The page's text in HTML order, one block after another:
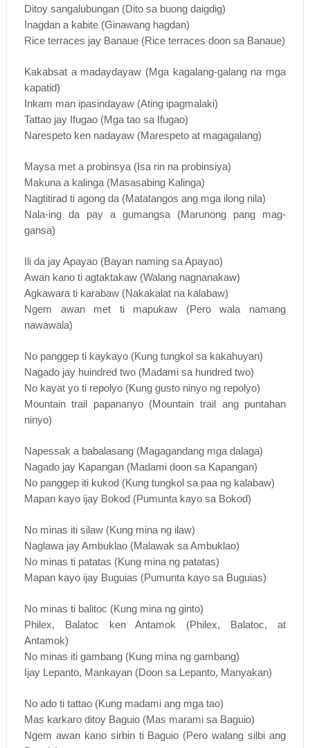
Ditoy sangalubungan (Dito sa buong daigdig)
Inagdan a kabite (Ginawang hagdan)
Rice terraces jay Banaue (Rice terraces doon sa Banaue)
Kakabsat a madaydayaw (Mga kagalang-galang na mga
kapatid)
Inkam man ipasindayaw (Ating ipagmalaki)
Tattao jay Ifugao (Mga tao sa Ifugao)
Narespeto ken nadayaw (Marespeto at magagalang)
Maysa met a probinsya (Isa rin na probinsiya)
Makuna a kalinga (Masasabing Kalinga)
Nagtitirad ti agong da (Matatangos ang mga ilong nila)
Nala-ing da pay a gumangsa (Marunong pang mag-
gansa)
Ili da jay Apayao (Bayan naming sa Apayao)
Awan kano ti agtaktakaw (Walang nagnanakaw)
Agkawara ti karabaw (Nakakalat na kalabaw)
Ngem awan met ti mapukaw (Pero wala namang
nawawala)
No panggep ti kaykayo (Kung tungkol sa kakahuyan)
Nagado jay huindred two (Madami sa hundred two)
No kayat yo ti repolyo (Kung gusto ninyo ng repolyo)
Mountain trail papananyo (Mountain trail ang puntahan
ninyo)
Napessak a babalasang (Magagandang mga dalaga)
Nagado jay Kapangan (Madami doon sa Kapangan)
No panggep iti kukod (Kung tungkol sa paa ng kalabaw)
Mapan kayo ijay Bokod (Pumunta kayo sa Bokod)
No minas iti silaw (Kung mina ng ilaw)
Naglawa jay Ambuklao (Malawak sa Ambuklao)
No minas ti patatas (Kung mina ng patatas)
Mapan kayo ijay Buguias (Pumunta kayo sa Buguias)
No minas ti balitoc (Kung mina ng ginto)
Philex, Balatoc ken Antamok (Philex, Balatoc, at
Antamok)
No minas iti gambang (Kung mina ng gambang)
Ijay Lepanto, Mankayan (Doon sa Lepanto, Manyakan)
No ado ti tattao (Kung madami ang mga tao)
Mas karkaro ditoy Baguio (Mas marami sa Baguio)
Ngem awan kano sirbin ti Baguio (Pero walang silbi ang